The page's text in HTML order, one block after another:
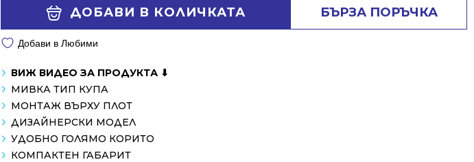
358.99 лв..
159.01 лв..
ДОБАВИ В КОЛИЧКАТА БЪРЗА ПОРЪЧКА
Добави в Любими
ВИЖ ВИДЕО ЗА ПРОДУКТА ⬇
МИВКА ТИП КУПА
МОНТАЖ ВЪРХУ ПЛОТ
ДИЗАЙНЕРСКИ МОДЕЛ
УДОБНО ГОЛЯМО КОРИТО
КОМПАКТЕН ГАБАРИТ